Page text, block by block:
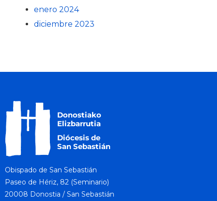
enero 2024
diciembre 2023
Obispado de San Sebastián
Paseo de Hériz, 82 (Seminario)
20008 Donostia / San Sebastián